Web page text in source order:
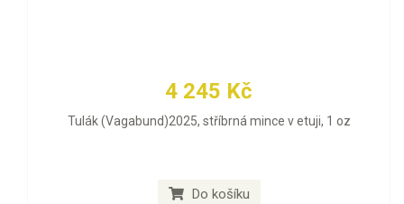
4 245 Kč
Tulák (Vagabund)2025, stříbrná mince v etuji, 1 oz
Do košíku